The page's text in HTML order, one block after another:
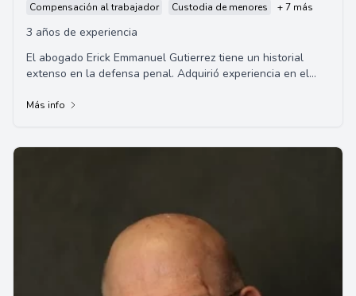
Compensación al trabajador
Custodia de menores + 7 más
3 años de experiencia
El abogado Erick Emmanuel Gutierrez tiene un historial
extenso en la defensa penal. Adquirió experiencia en el
Más info